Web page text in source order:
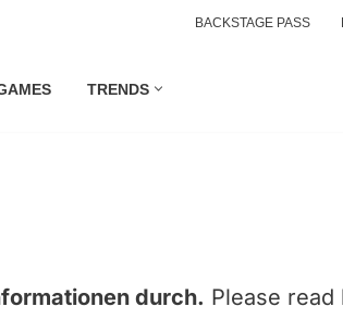
BACKSTAGE PASS
TRENDS
durch. Please